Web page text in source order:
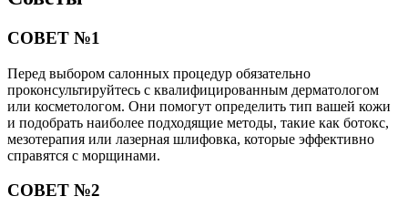
СОВЕТ №1
Перед выбором салонных процедур обязательно
проконсультируйтесь с квалифицированным дерматологом
или косметологом. Они помогут определить тип вашей кожи
и подобрать наиболее подходящие методы, такие как ботокс,
мезотерапия или лазерная шлифовка, которые эффективно
справятся с морщинами.
СОВЕТ №2